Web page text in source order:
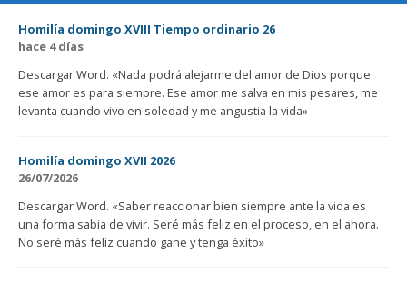
Homilía domingo XVIII Tiempo ordinario 26
hace 4 días
Descargar Word. «Nada podrá alejarme del amor de Dios porque
ese amor es para siempre. Ese amor me salva en mis pesares, me
levanta cuando vivo en soledad y me angustia la vida»
Homilía domingo XVII 2026
26/07/2026
Descargar Word. «Saber reaccionar bien siempre ante la vida es
una forma sabia de vivir. Seré más feliz en el proceso, en el ahora.
No seré más feliz cuando gane y tenga éxito»